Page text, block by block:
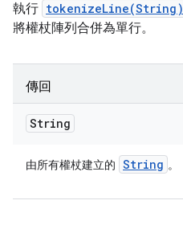
執行 tokenizeLine(String)
將權杖陣列合併為單行。
傳回
String
由所有權杖建立的 String 。